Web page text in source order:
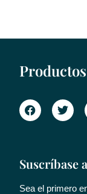
Suscríbase
Sea el primero